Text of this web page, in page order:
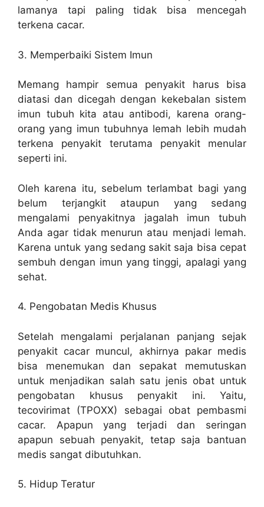
lamanya tapi paling tidak bisa mencegah
terkena cacar.
3. Memperbaiki Sistem Imun
Memang hampir semua penyakit harus bisa
diatasi dan dicegah dengan kekebalan sistem
imun tubuh kita atau antibodi, karena orang-
orang yang imun tubuhnya lemah lebih mudah
terkena penyakit terutama penyakit menular
seperti ini.
Oleh karena itu, sebelum terlambat bagi yang
belum terjangkit ataupun yang sedang
mengalami penyakitnya jagalah imun tubuh
Anda agar tidak menurun atau menjadi lemah.
Karena untuk yang sedang sakit saja bisa cepat
sembuh dengan imun yang tinggi, apalagi yang
sehat.
4. Pengobatan Medis Khusus
Setelah mengalami perjalanan panjang sejak
penyakit cacar muncul, akhirnya pakar medis
bisa menemukan dan sepakat memutuskan
untuk menjadikan salah satu jenis obat untuk
pengobatan khusus penyakit ini. Yaitu,
tecovirimat (TPOXX) sebagai obat pembasmi
cacar. Apapun yang terjadi dan seringan
apapun sebuah penyakit, tetap saja bantuan
medis sangat dibutuhkan.
5. Hidup Teratur